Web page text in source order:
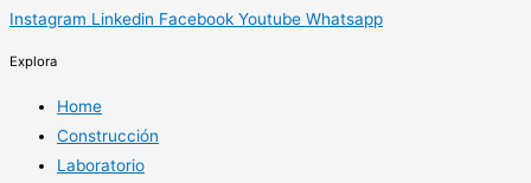
Instagram Linkedin Facebook Youtube Whatsapp
Explora
Home
Construcción
Laboratorio